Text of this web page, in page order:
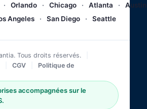
· Orlando · Chicago · Atlanta ·
Austin
Angeles · San Diego · Seattle
Tous droits réservés.
CGV
Politique de
accompagnées sur le